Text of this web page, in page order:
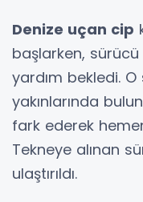
Denize uçan cip
başlarken,
yardım bekledi.
yakınlarında
fark ederek
Tekneye alınan
ulaştırıldı.